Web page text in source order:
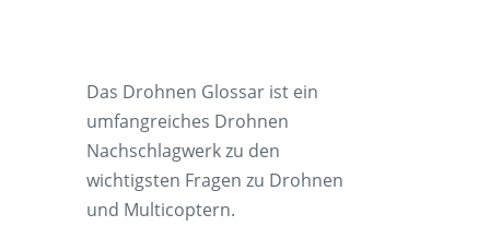
Das Drohnen Glossar ist ein
umfangreiches Drohnen
Nachschlagwerk zu den
wichtigsten Fragen zu Drohnen
und Multicoptern.